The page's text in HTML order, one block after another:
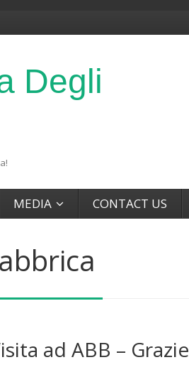
Degli
MEDIA CONTACT US
ad ABB –